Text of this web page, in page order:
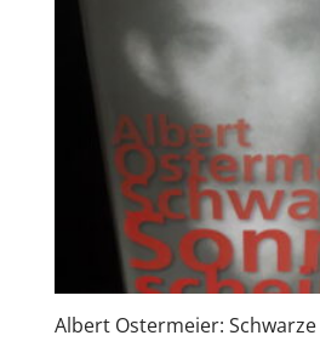
Albert Ostermeier: